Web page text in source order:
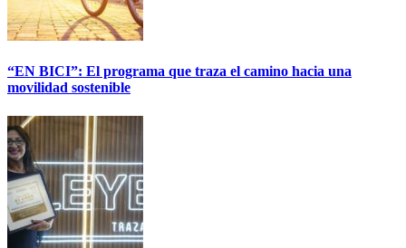
“EN BICI”: El programa que traza el camino hacia una
movilidad sostenible